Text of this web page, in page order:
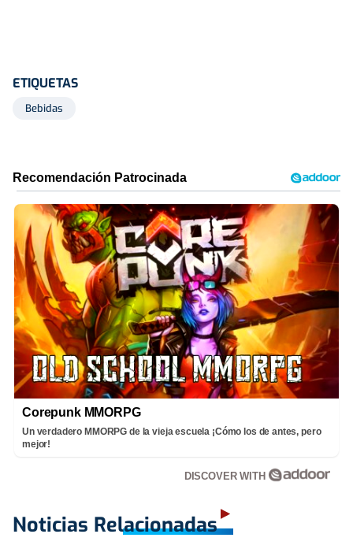
ETIQUETAS
Bebidas
Corepunk MMORPG
Un verdadero MMORPG de la vieja escuela ¡Cómo los de antes, pero
mejor!
DISCOVER WITH
Noticias Relacionadas